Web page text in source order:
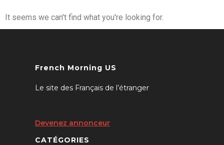
It seems we can't find what you're looking for.
French Morning US
Le site des Français de l’étranger
Devenez annonceur
CATÉGORIES